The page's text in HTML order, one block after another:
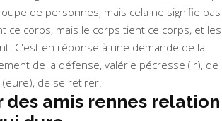
de personnes, mais cela ne signifie pas
ce corps, mais le corps tient ce corps, et les
C'est en réponse à une demande de la
de la défense, valérie pécresse (lr), de
de se retirer.
des amis rennes relation